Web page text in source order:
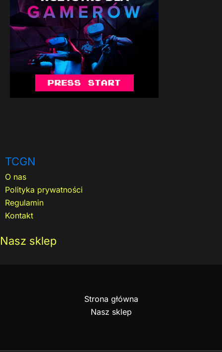
TCGN
O nas
Polityka prywatności
Regulamin
Kontakt
Nasz sklep
Strona główna
Nasz sklep